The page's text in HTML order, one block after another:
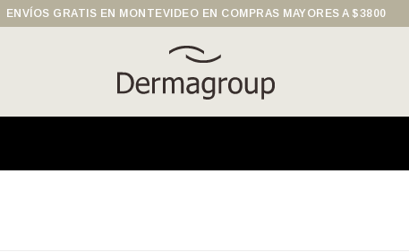
ENVÍOS GRATIS EN MONTEVIDEO EN COMPRAS MAYORES A $3800